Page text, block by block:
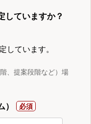
していますか？
しています。
、提案段階など）場